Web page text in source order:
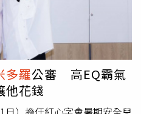
多羅公審 高EQ霸氣
他花錢